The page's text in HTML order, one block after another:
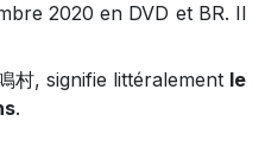
2020 en DVD et BR. Il
村, signifie littéralement le
.